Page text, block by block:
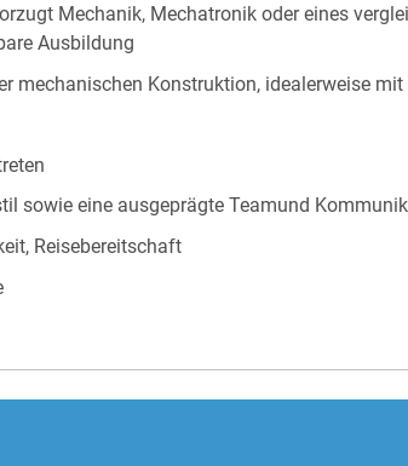
Mechanik, Mechatronik oder eines
Ausbildung
mechanischen Konstruktion, idealerweise mit
sowie eine ausgeprägte Teamund
Reisebereitschaft